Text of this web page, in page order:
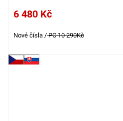
6 480 Kč
Nové čísla /PC 10 290Kč